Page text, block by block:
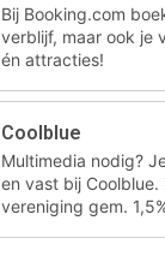
Bij Booking.com
verblijf, maar ook je
én attracties!
Coolblue
Multimedia nodig?
en vast bij Coolblue.
vereniging gem.